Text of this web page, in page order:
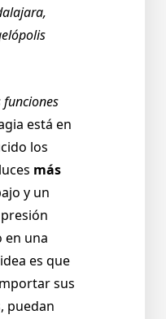
funciones
está en
los
más
y un
una
es que
sus
puedan